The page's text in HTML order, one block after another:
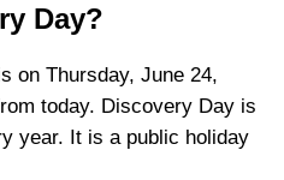
Day?
on Thursday, June 24,
today. Discovery Day is
year. It is a public holiday